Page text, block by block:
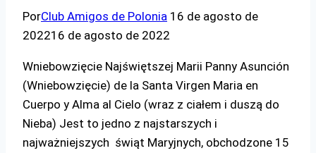
PorClub Amigos de Polonia 16 de agosto de
202216 de agosto de 2022
Wniebowzięcie Najświętszej Marii Panny Asunción
(Wniebowzięcie) de la Santa Virgen Maria en
Cuerpo y Alma al Cielo (wraz z ciałem i duszą do
Nieba) Jest to jedno z najstarszych i
najważniejszych świąt Maryjnych, obchodzone 15